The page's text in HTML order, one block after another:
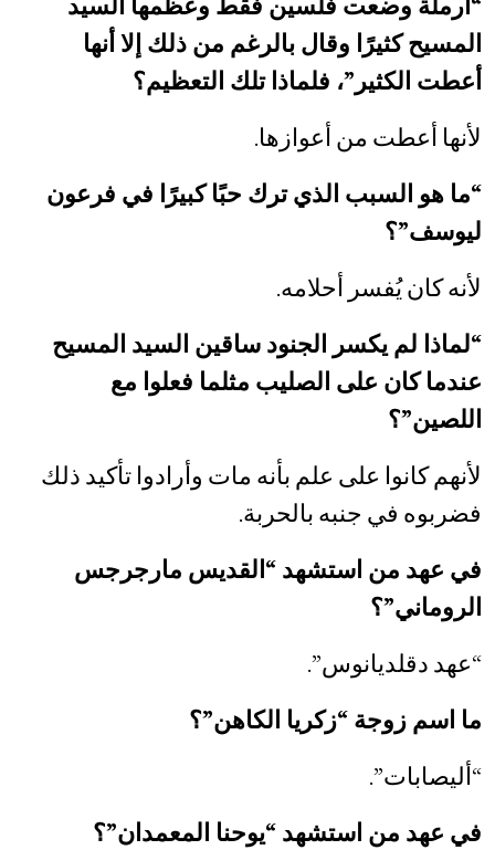
المسيح كثيرًا وقال بالرغم من ذلك إلا أنها
أعطت الكثير”، فلماذا تلك التعظيم؟
لأنها أعطت من أعوازها.
“ما هو السبب الذي ترك حبًا كبيرًا في فرعون
ليوسف”؟
لأنه كان يُفسر أحلامه.
“لماذا لم يكسر الجنود ساقين السيد المسيح
عندما كان على الصليب مثلما فعلوا مع
اللصين”؟
لأنهم كانوا على علم بأنه مات وأرادوا تأكيد ذلك
فضربوه في جنبه بالحربة.
في عهد من استشهد “القديس مارجرجس
الروماني”؟
“عهد دقلديانوس”.
ما اسم زوجة “زكريا الكاهن”؟
“أليصابات”.
في عهد من استشهد “يوحنا المعمدان”؟